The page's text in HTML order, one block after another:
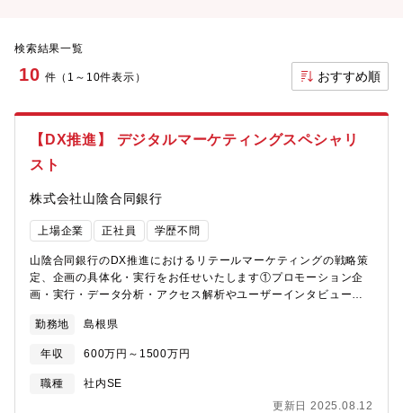
検索結果一覧
10 件（1～10件表示） おすすめ順
【DX推進】 デジタルマーケティングスペシャリ
スト
株式会社山陰合同銀行
上場企業 正社員 学歴不問
山陰合同銀行のDX推進におけるリテールマーケティングの戦略策
定、企画の具体化・実行をお任せいたします①プロモーション企
画・実行・データ分析・アクセス解析やユーザーインタビューな
ト（時期やターゲットに応じた企画・実行）③顧客起点のカスタ
マージャーニー/ライフタイムバリューの構築【担当部署】IT統括
部※配置換：あり
勤務地 島根県
年収 600万円～1500万円
職種
社内SE
更新日 2025.08.12